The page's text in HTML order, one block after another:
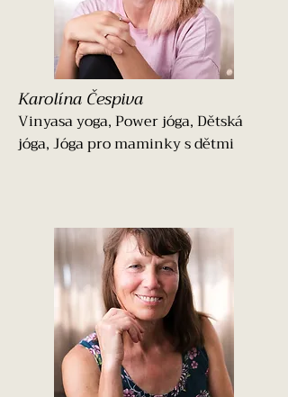
Karolína Čespiva
Vinyasa yoga, Power jóga, Dětská
jóga, Jóga pro maminky s dětmi